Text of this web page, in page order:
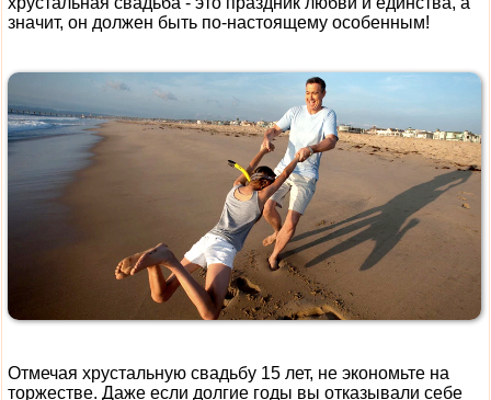
значит, он должен быть по-настоящему особенным!
Отмечая хрустальную свадьбу 15 лет, не экономьте на
торжестве. Даже если долгие годы вы отказывали себе